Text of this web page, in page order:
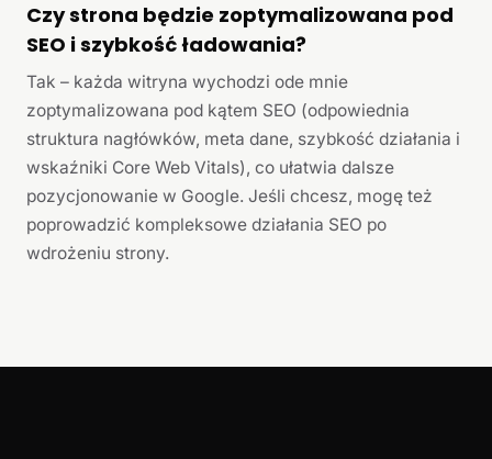
Czy strona będzie zoptymalizowana pod
SEO i szybkość ładowania?
Tak – każda witryna wychodzi ode mnie
zoptymalizowana pod kątem SEO (odpowiednia
struktura nagłówków, meta dane, szybkość działania i
wskaźniki Core Web Vitals), co ułatwia dalsze
pozycjonowanie w Google. Jeśli chcesz, mogę też
poprowadzić kompleksowe działania SEO po
wdrożeniu strony.